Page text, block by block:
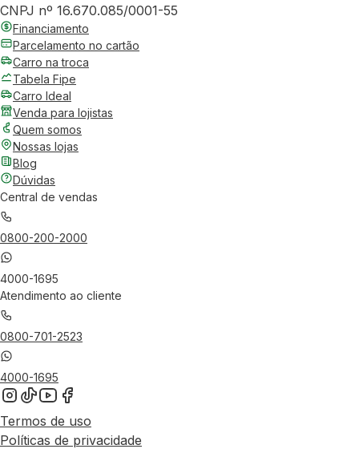
CNPJ nº 16.670.085/0001-55
Financiamento
Parcelamento no cartão
Carro na troca
Tabela Fipe
Carro Ideal
Venda para lojistas
Quem somos
Nossas lojas
Blog
Dúvidas
Central de vendas
0800-200-2000
4000-1695
Atendimento ao cliente
0800-701-2523
4000-1695
Termos de uso
Políticas de privacidade